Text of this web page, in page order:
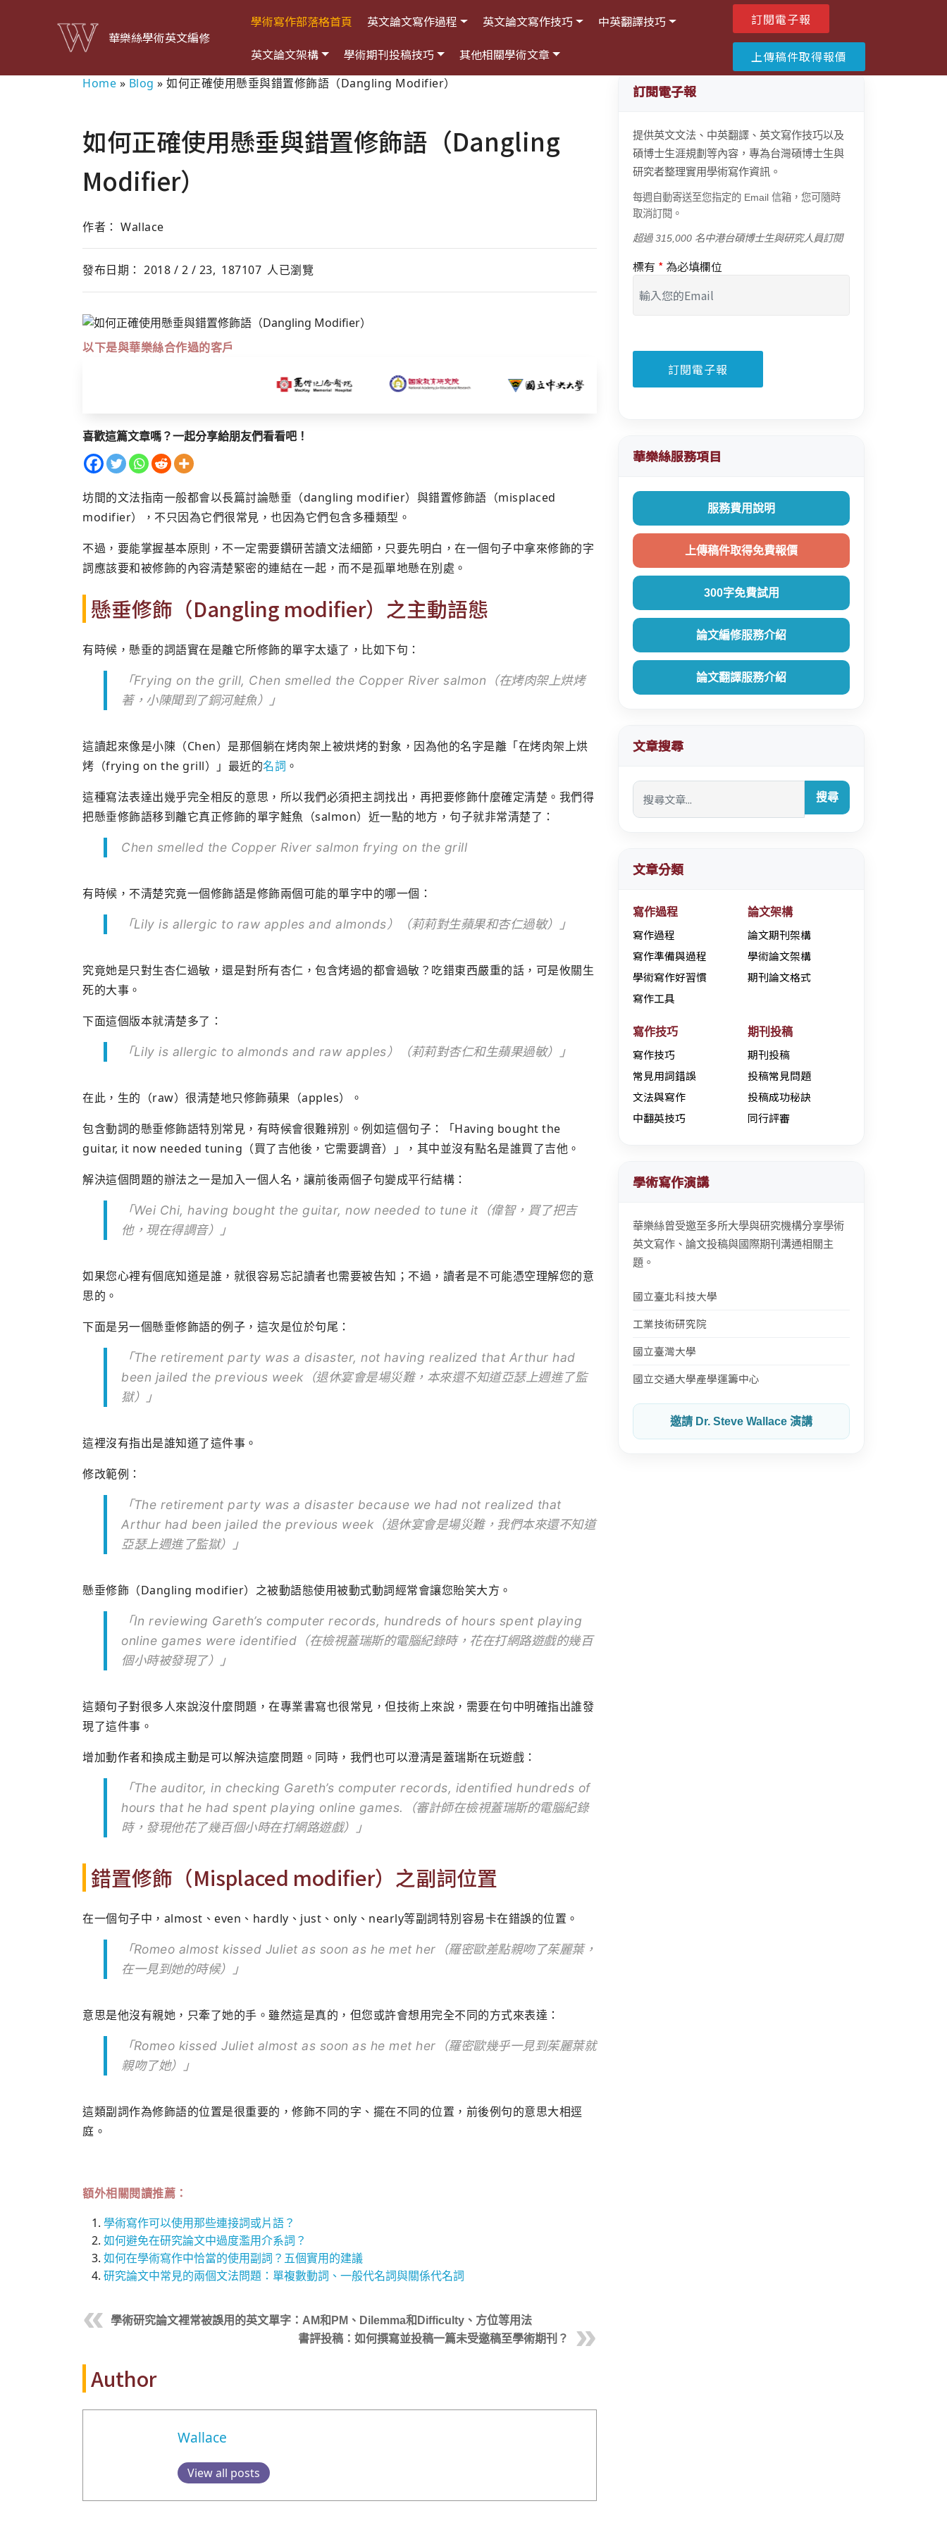
華樂絲學術英文編修
學術寫作部落格首頁 英文論文寫作過程 英文論文寫作技巧
中英翻譯技巧
英文論文架構
學術期刊投稿技巧 其他相關學術文章
訂閱電子報
上傳稿件取得報價
Home » Blog » 如何正確使用懸垂與錯置修飾語（Dangling Modifier）
如何正確使用懸垂與錯置修飾語（Dangling
Modifier）
作者： Wallace
發布日期： 2018 / 2 / 23, 187107 人已瀏覽
以下是與華樂絲合作過的客戶
喜歡這篇文章嗎？一起分享給朋友們看看吧！
坊間的文法指南一般都會以長篇討論懸垂（dangling modifier）與錯置修飾語（misplaced
modifier），不只因為它們很常見，也因為它們包含多種類型。
不過，要能掌握基本原則，不一定需要鑽研苦讀文法細節，只要先明白，在一個句子中拿來修飾的字
詞應該要和被修飾的內容清楚緊密的連結在一起，而不是孤單地懸在別處。
懸垂修飾（Dangling modifier）之主動語態
有時候，懸垂的詞語實在是離它所修飾的單字太遠了，比如下句：
「Frying on the grill, Chen smelled the Copper River salmon（在烤肉架上烘烤
著，小陳聞到了銅河鮭魚）」
這讀起來像是小陳（Chen）是那個躺在烤肉架上被烘烤的對象，因為他的名字是離「在烤肉架上烘
烤（frying on the grill）」最近的名詞 。
這種寫法表達出幾乎完全相反的意思，所以我們必須把主詞找出，再把要修飾什麼確定清楚。我們得
把懸垂修飾語移到離它真正修飾的單字鮭魚（salmon）近一點的地方，句子就非常清楚了：
Chen smelled the Copper River salmon frying on the grill
有時候，不清楚究竟一個修飾語是修飾兩個可能的單字中的哪一個：
「Lily is allergic to raw apples and almonds）（莉莉對生蘋果和杏仁過敏）」
究竟她是只對生杏仁過敏，還是對所有杏仁，包含烤過的都會過敏？吃錯東西嚴重的話，可是攸關生
死的大事。
下面這個版本就清楚多了：
「Lily is allergic to almonds and raw apples）（莉莉對杏仁和生蘋果過敏）」
在此，生的（raw）很清楚地只修飾蘋果（apples）。
包含動詞的懸垂修飾語特別常見，有時候會很難辨別。例如這個句子：「Having bought the
guitar, it now needed tuning（買了吉他後，它需要調音）」，其中並沒有點名是誰買了吉他。
解決這個問題的辦法之一是加入一個人名，讓前後兩個子句變成平行結構：
「Wei Chi, having bought the guitar, now needed to tune it（偉智，買了把吉
他，現在得調音）」
如果您心裡有個底知道是誰，就很容易忘記讀者也需要被告知；不過，讀者是不可能憑空理解您的意
思的。
下面是另一個懸垂修飾語的例子，這次是位於句尾：
「The retirement party was a disaster, not having realized that Arthur had
been jailed the previous week（退休宴會是場災難，本來還不知道亞瑟上週進了監
獄）」
這裡沒有指出是誰知道了這件事。
修改範例：
「The retirement party was a disaster because we had not realized that
Arthur had been jailed the previous week（退休宴會是場災難，我們本來還不知道
亞瑟上週進了監獄）」
懸垂修飾（Dangling modifier）之被動語態使用被動式動詞經常會讓您貽笑大方。
「In reviewing Gareth’s computer records, hundreds of hours spent playing
online games were identified（在檢視蓋瑞斯的電腦紀錄時，花在打網路遊戲的幾百
個小時被發現了）」
這類句子對很多人來說沒什麼問題，在專業書寫也很常見，但技術上來說，需要在句中明確指出誰發
現了這件事。
增加動作者和換成主動是可以解決這麼問題。同時，我們也可以澄清是蓋瑞斯在玩遊戲：
「The auditor, in checking Gareth’s computer records, identified hundreds of
hours that he had spent playing online games.（審計師在檢視蓋瑞斯的電腦紀錄
時，發現他花了幾百個小時在打網路遊戲）」
錯置修飾（Misplaced modifier）之副詞位置
在一個句子中，almost、even、hardly、just、only、nearly等副詞特別容易卡在錯誤的位置。
「Romeo almost kissed Juliet as soon as he met her（羅密歐差點親吻了茱麗葉，
在一見到她的時候）」
意思是他沒有親她，只牽了她的手。雖然這是真的，但您或許會想用完全不同的方式來表達：
「Romeo kissed Juliet almost as soon as he met her（羅密歐幾乎一見到茱麗葉就
親吻了她）」
這類副詞作為修飾語的位置是很重要的，修飾不同的字、擺在不同的位置，前後例句的意思大相逕
庭。
額外相關閱讀推薦：
學術寫作可以使用那些連接詞或片語？
如何避免在研究論文中過度濫用介系詞？
如何在學術寫作中恰當的使用副詞？五個實用的建議
研究論文中常見的兩個文法問題：單複數動詞、一般代名詞與關係代名詞
學術研究論文裡常被誤用的英文單字：AM和PM、Dilemma和Difficulty、方位等用法
書評投稿：如何撰寫並投稿一篇未受邀稿至學術期刊？
Author
Wallace
View all posts
訂閱電子報
提供英文文法、中英翻譯、英文寫作技巧以及
碩博士生涯規劃等內容，專為台灣碩博士生與
研究者整理實用學術寫作資訊。
每週自動寄送至您指定的 Email 信箱，您可隨時
取消訂閱。
超過 315,000 名中港台碩博士生與研究人員訂閱
標有 * 為必填欄位
華樂絲服務項目
服務費用說明
上傳稿件取得免費報價
300字免費試用
論文編修服務介紹
論文翻譯服務介紹
文章搜尋
搜尋
文章分類
寫作過程
寫作過程
寫作準備與過程
學術寫作好習慣
寫作工具
論文架構
論文期刊架構
學術論文架構
期刊論文格式
寫作技巧
寫作技巧
常見用詞錯誤
文法與寫作
中翻英技巧
期刊投稿
期刊投稿
投稿常見問題
投稿成功秘訣
同行評審
學術寫作演講
華樂絲曾受邀至多所大學與研究機構分享學術
英文寫作、論文投稿與國際期刊溝通相關主
題。
國立臺北科技大學
工業技術研究院
國立臺灣大學
國立交通大學產學運籌中心
邀請 Dr. Steve Wallace 演講